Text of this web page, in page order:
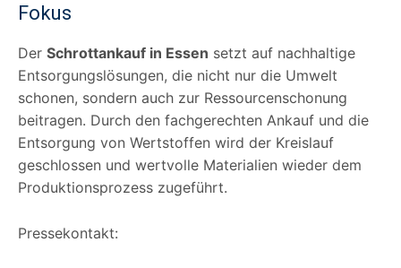
Fokus
Der Schrottankauf in Essen setzt auf nachhaltige
Entsorgungslösungen, die nicht nur die Umwelt
schonen, sondern auch zur Ressourcenschonung
beitragen. Durch den fachgerechten Ankauf und die
Entsorgung von Wertstoffen wird der Kreislauf
geschlossen und wertvolle Materialien wieder dem
Produktionsprozess zugeführt.
Pressekontakt: